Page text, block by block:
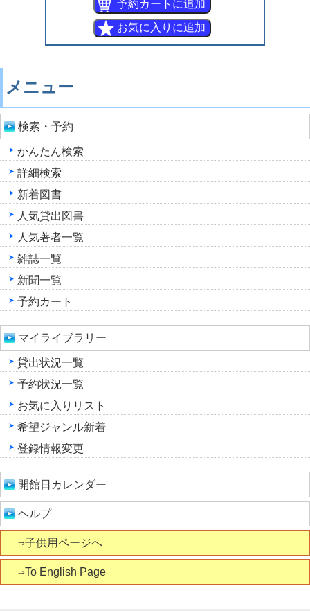
メニュー
検索・予約
かんたん検索
詳細検索
新着図書
人気貸出図書
人気著者一覧
雑誌一覧
新聞一覧
予約カート
マイライブラリー
貸出状況一覧
予約状況一覧
お気に入りリスト
希望ジャンル新着
登録情報変更
開館日カレンダー
ヘルプ
⇒子供用ページへ
⇒To English Page